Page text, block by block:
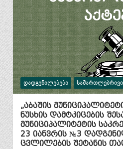
ᲓᲐᲓᲒᲔᲜᲘᲚᲔᲑᲔᲑᲘ ᲡᲐᲛᲐᲠᲗᲚᲔᲑᲠᲘᲕᲘ
„აბაშის
ნუსხის დამტკიცების
მუნიციპალიტეტის
23 იანვრის №3
ცვლილების შეტანის